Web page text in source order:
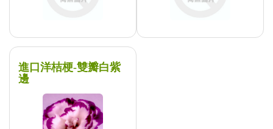
進口洋桔梗-雙瓣白紫
邊